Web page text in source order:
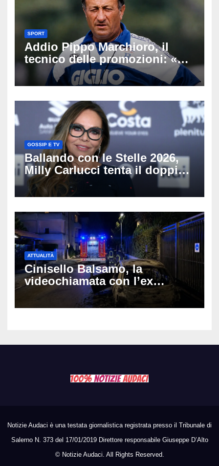
SPORT
Addio Pippo Marchioro, il
tecnico delle promozioni: «Ha
scritto pagine indimenticabili
del nostro calcio»
GOSSIP E TV
Ballando con le Stelle 2026,
Milly Carlucci tenta il doppio
colpo: tra i papabili Ornella
Muti e Monica Guerritore
ATTUALITÀ
Cinisello Balsamo, la
videochiamata con l’ex
fidanzata e il dramma: 35enne
lotta tra la vita e la morte
Notizie Audaci è una testata giornalistica registrata presso il Tribunale di
Salerno N. 373 del 17/01/2019 Direttore responsabile Giuseppe D’Alto
© Notizie Audaci. All Rights Reserved.